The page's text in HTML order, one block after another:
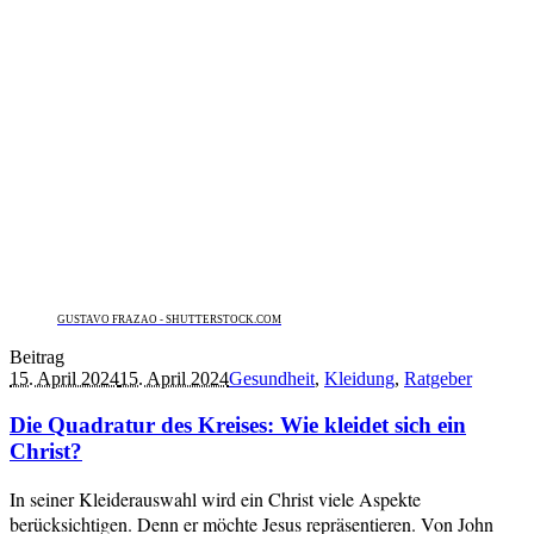
GUSTAVO FRAZAO - SHUTTERSTOCK.COM
Beitrag
15. April 202415. April 2024Gesundheit, Kleidung, Ratgeber
Die Quadratur des Kreises: Wie kleidet sich ein
Christ?
In seiner Kleiderauswahl wird ein Christ viele Aspekte
berücksichtigen. Denn er möchte Jesus repräsentieren. Von John